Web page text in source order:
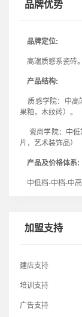
品牌优势
品牌定位:
高端质感系瓷砖。
产品结构:
质感学院：中高
果釉，木纹砖）。
瓷尚学院：中低
片，艺术装饰品）
产品及价格体系:
中低档-中档-中
专卖店补贴及设
坚持单一品牌:
独一无二的产品
加盟支持
建店支持
培训支持
广告支持